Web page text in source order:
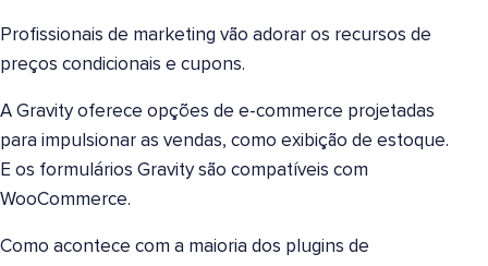
Profissionais de marketing vão adorar os recursos de
preços condicionais e cupons.
A Gravity oferece opções de e-commerce projetadas
para impulsionar as vendas, como exibição de estoque.
E os formulários Gravity são compatíveis com
WooCommerce.
Como acontece com a maioria dos plugins de